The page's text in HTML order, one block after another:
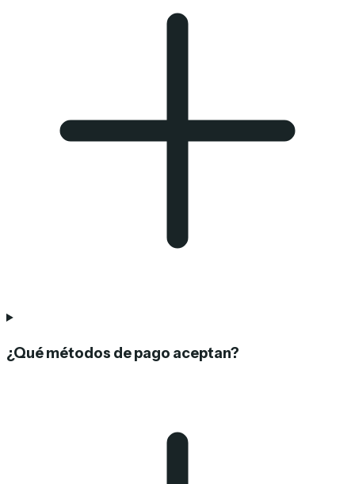
¿Qué métodos de pago aceptan?